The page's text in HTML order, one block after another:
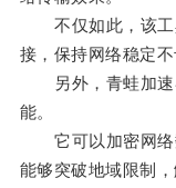
不仅如此，该工
接，保持网络稳定不
另外，青蛙加速
能。
它可以加密网络
能够突破地域限制